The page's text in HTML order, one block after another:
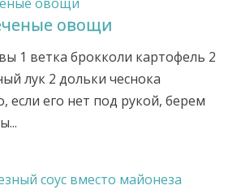
овощи
1 ветка брокколи картофель 2
лук 2 дольки чеснока
если его нет под рукой, берем